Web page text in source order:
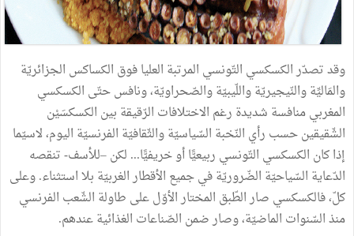
وقدتصدّرالكسكسي التّونسي المرتبة العليافوق الكساكس الجزائريّة
والمَاليِّةوالنّيجيريّةواللّيبيّةوالصّحراويّة،ونافسحتّى الكسكسي
المغربيمنافسة شديدة رغم الاختلافات الرّقيقة بين الكسكسَيْن
الشّقيقينحسب رأي النّخبة السّياسيّةوالثّقافيّة الفرنسيّة اليوم،لاسيّما
إذاكان الكسكسي التّونسي ربيعيًّاأوخريفيًّا... لكن–للأسف-تنقصه
الدّعاية السّياحيّة الضّروريّةفيجميع الأقطارالغربيّة بلااستثناء.وعلى
كلّ،فالكسكسي صارالطّبق المختارالأوّلعلى طاولة الشّعب الفرنسي
منذالسّنوات الماضيّة،وصارضمن الصّناعات الغذائيةعندهم.